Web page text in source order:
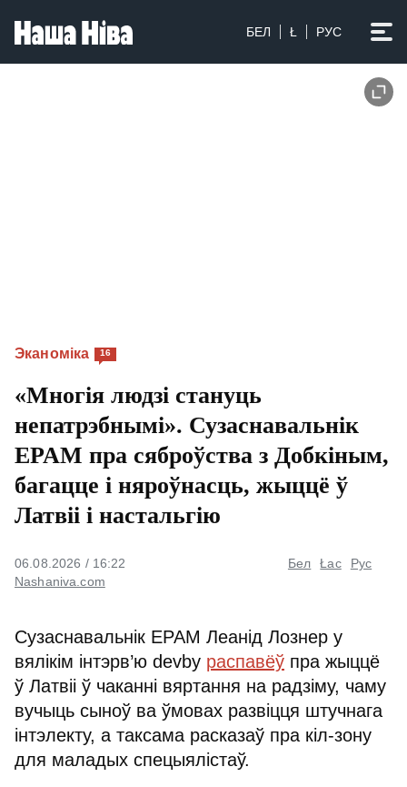
БЕЛ Ł РУС
Эканоміка 16
«Многія людзі стануць
непатрэбнымі».
Сузаснавальнік EPAM пра
сяброўства з Добкіным,
багацце і няроўнасць, жыццё
Сузаснавальнік EPAM Леанід Лознер у
вялікім інтэрв’ю devbyраспавёўпра
жыццё ў Латвіі ў чаканні вяртання на
радзіму, чаму вучыць сыноў ва ўмовах
развіцця штучнага інтэлекту, а таксама